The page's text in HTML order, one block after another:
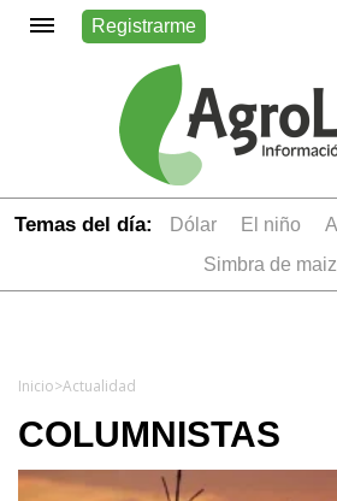
Registrarme
Temas del día: dólar el niño
simbra de maiz
Inicio>Actualidad
COLUMNISTAS